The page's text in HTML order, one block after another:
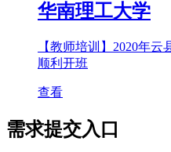
华南理工大学
【教师培训】2020年
顺利开班
查看
需求提交入口